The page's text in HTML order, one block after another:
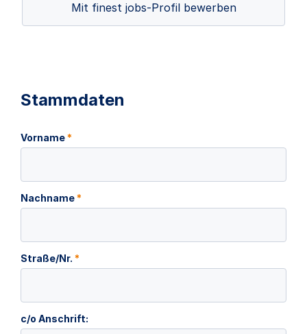
Mit finest jobs-Profil bewerben
Stammdaten
Vorname*
Nachname*
Straße/Nr. *
c/o Anschrift: